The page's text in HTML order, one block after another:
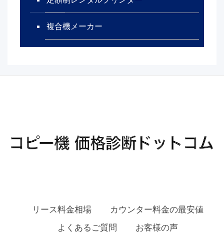
複合機メーカー
リース料金相場
カウンター料金の最安値
よくあるご質問
お客様の声